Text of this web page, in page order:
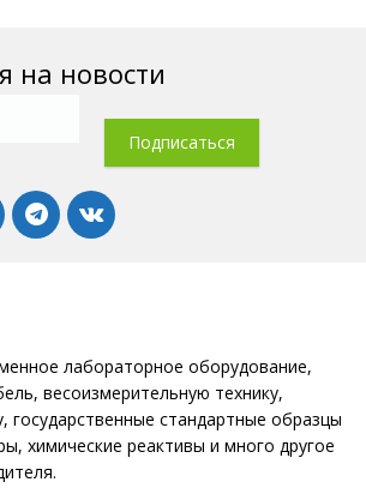
на новости
лабораторное оборудование,
весоизмерительную технику,
государственные стандартные образцы
химические реактивы и много другое